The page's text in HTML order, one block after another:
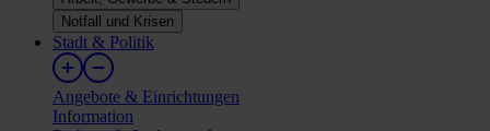
Notfall und Krisen
Stadt & Politik
Angebote & Einrichtungen
Information